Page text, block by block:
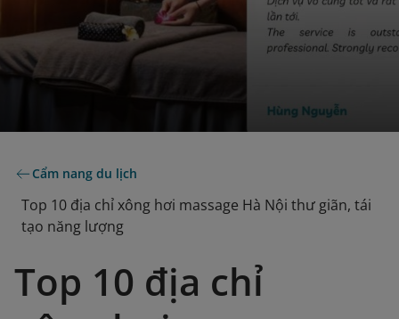
Cẩm nang du lịch
Top 10 địa chỉ xông hơi massage Hà Nội thư giãn, tái
tạo năng lượng
Top 10 địa chỉ